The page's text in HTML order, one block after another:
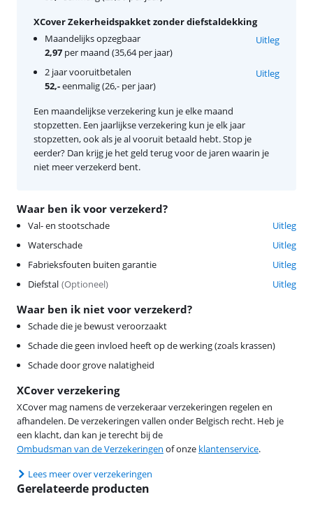
Waar ben ik voor verzekerd?
Val- en stootschade
Uitleg
Waterschade
Uitleg
Fabrieksfouten buiten garantie
Uitleg
Diefstal (Optioneel) Uitleg
Waar ben ik niet voor verzekerd?
Schade die je bewust veroorzaakt
Schade die geen invloed heeft op de werking (zoals krassen)
Schade door grove nalatigheid
XCover verzekering
XCover mag namens de verzekeraar verzekeringen regelen en
afhandelen. De verzekeringen vallen onder Belgisch recht. Heb je
een klacht, dan kan je terecht bij de
Ombudsman van de Verzekeringen of onze klantenservice.
Lees meer over verzekeringen
XCover Zekerheidspakket zonder diefstaldekking
Maandelijks opzegbaar
2,97 per maand (35,64 per jaar)
Uitleg
2 jaar vooruitbetalen
52,-eenmalig (26,- per jaar)
Uitleg
Een maandelijkse verzekering kun je elke maand
stopzetten. Een jaarlijkse verzekering kun je elk jaar
stopzetten, ook als je al vooruit betaald hebt. Stop je
eerder? Dan krijg je het geld terug voor de jaren waarin je
niet meer verzekerd bent.
Gerelateerde producten